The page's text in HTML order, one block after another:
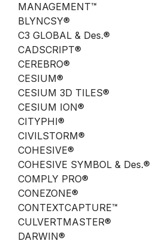
MANAGEMENT™
BLYNCSY®
C3 GLOBAL & Des.®
CADSCRIPT®
CEREBRO®
CESIUM®
CESIUM 3D TILES®
CESIUM ION®
CITYPHI®
CIVILSTORM®
COHESIVE®
COHESIVE SYMBOL & Des.®
COMPLY PRO®
CONEZONE®
CONTEXTCAPTURE™
CULVERTMASTER®
DARWIN®